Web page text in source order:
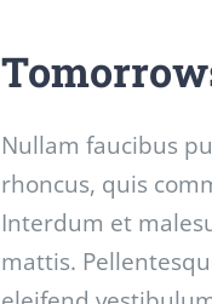
Nullam faucibus
rhoncus, quis
Interdum et
mattis.